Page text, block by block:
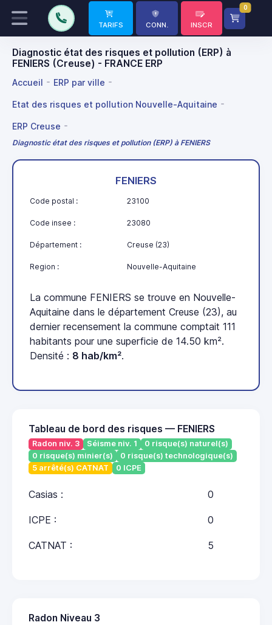
TARIFS CONN. INSCR
0
Diagnostic état des risques et pollution (ERP) à
FENIERS (Creuse) - FRANCE ERP
Accueil ERP par ville
Etat des risques et pollution Nouvelle-Aquitaine
ERP Creuse
Diagnostic état des risques et pollution (ERP) à FENIERS
FENIERS
Code postal : 23100
Code insee : 23080
Département : Creuse (23)
Region : Nouvelle-Aquitaine
La commune FENIERS se trouve en Nouvelle-
Aquitaine dans le département Creuse (23), au
dernier recensement la commune comptait 111
habitants pour une superficie de 14.50 km².
Densité : 8 hab/km².
Tableau de bord des risques — FENIERS
Radon niv. 3 Séisme niv. 1
0 risque(s) naturel(s)
0 risque(s) minier(s)
0 risque(s) technologique(s)
5 arrêté(s) CATNAT
0 ICPE
Casias : 0
ICPE : 0
CATNAT : 5
Radon Niveau 3